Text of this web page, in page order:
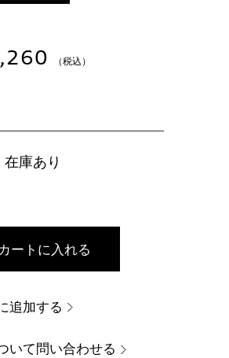
（税込）
在庫あり
ートに入れる
追加する
いて問い合わせる